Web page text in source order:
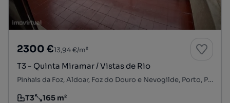
2300 €13,94 €/m²
T3 - Quinta Miramar / Vistas de Rio
Pinhais da Foz, Aldoar, Foz do Douro e Nevogilde, Porto, Porto
T3 165 m²